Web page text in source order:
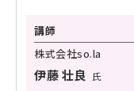
講師
株式会社so.la
伊藤 壮良 氏